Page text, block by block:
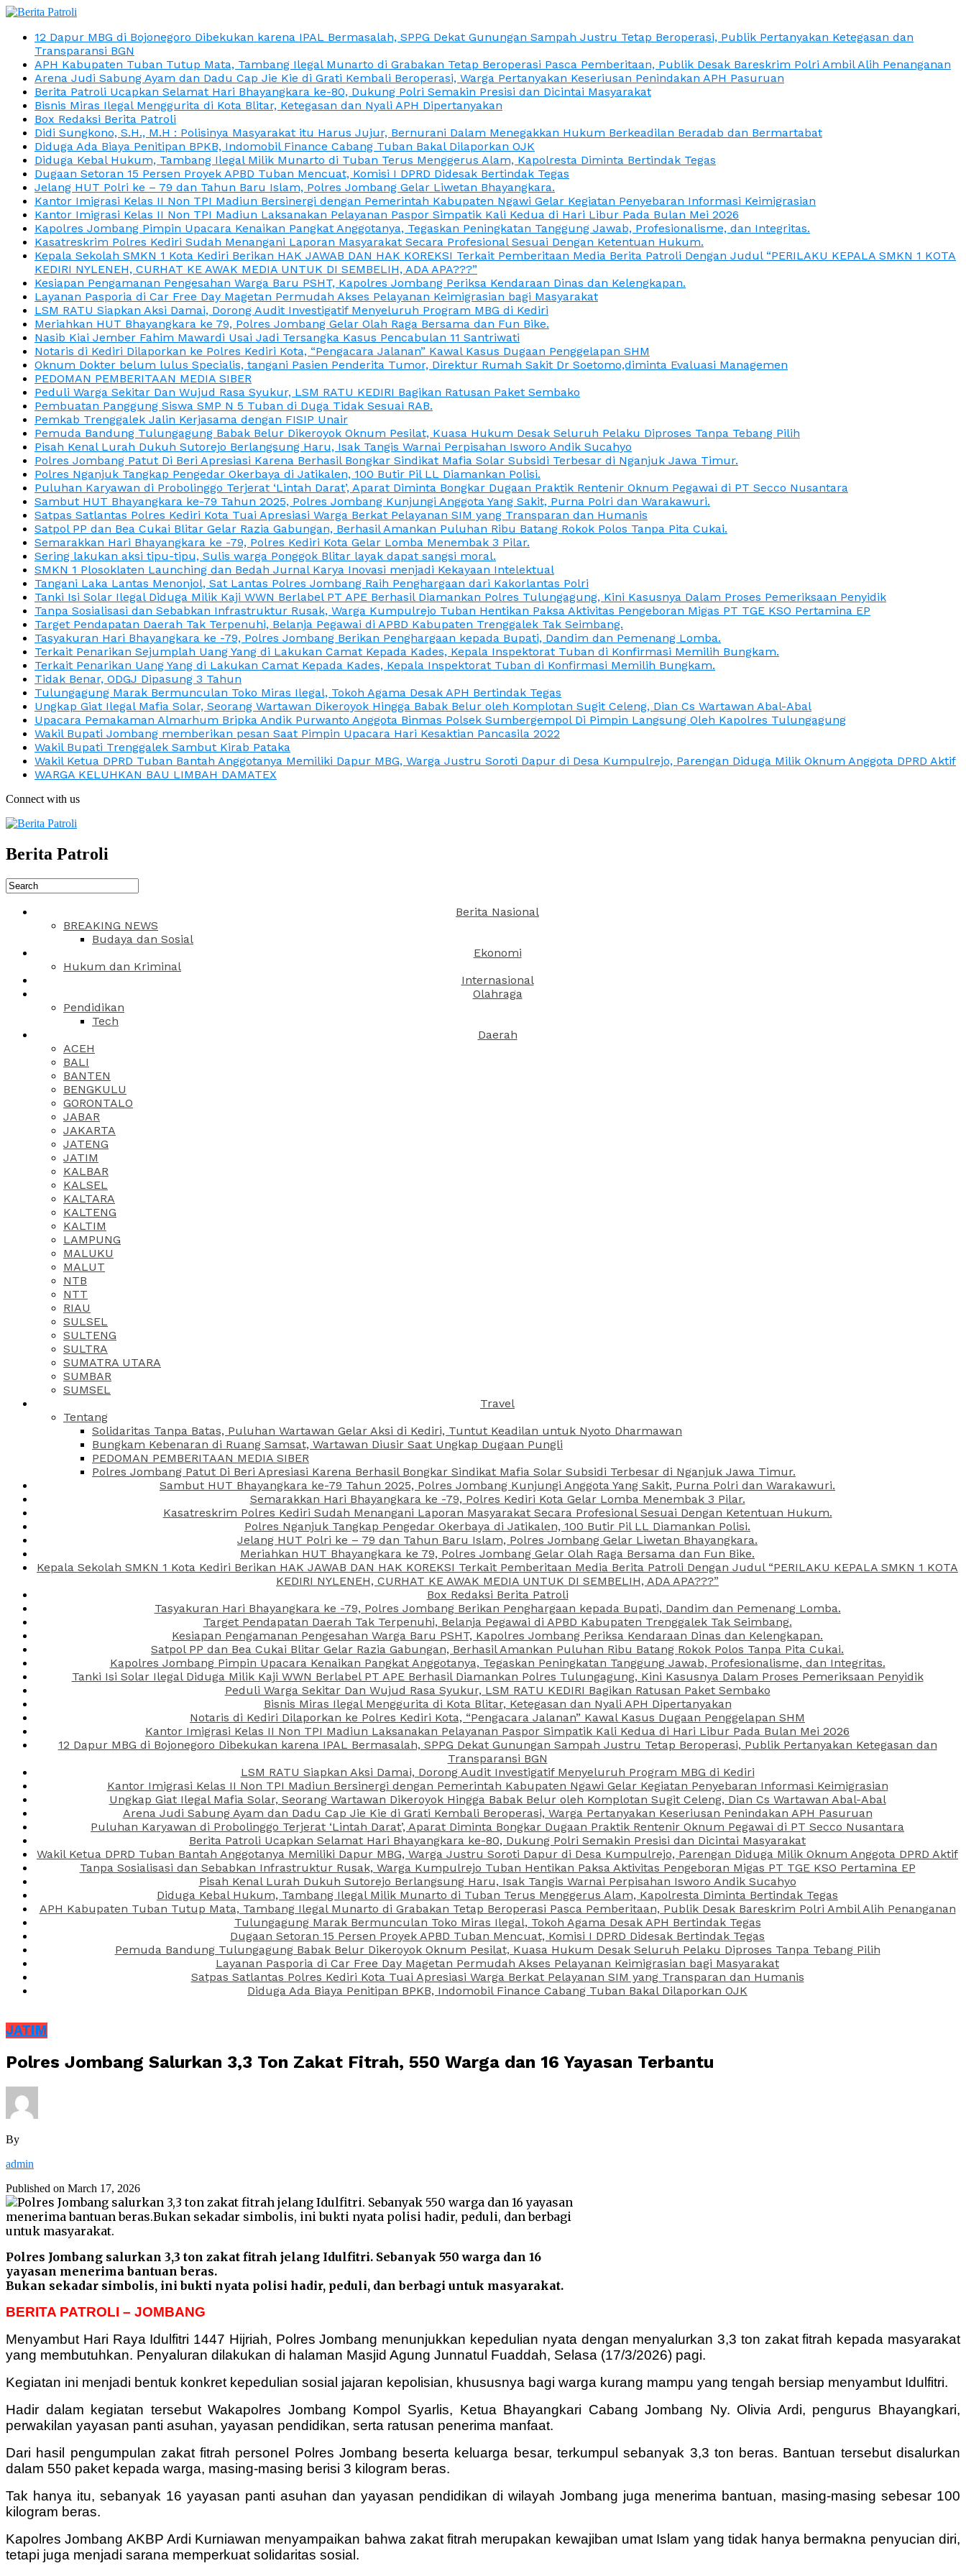
12 Dapur MBG di Bojonegoro Dibekukan karena IPAL Bermasalah, SPPG Dekat Gunungan Sampah Justru Tetap Beroperasi, Publik Pertanyakan Ketegasan dan
Transparansi BGN
APH Kabupaten Tuban Tutup Mata, Tambang Ilegal Munarto di Grabakan Tetap Beroperasi Pasca Pemberitaan, Publik Desak Bareskrim Polri Ambil Alih Penanganan
Arena Judi Sabung Ayam dan Dadu Cap Jie Kie di Grati Kembali Beroperasi, Warga Pertanyakan Keseriusan Penindakan APH Pasuruan
Berita Patroli Ucapkan Selamat Hari Bhayangkara ke-80, Dukung Polri Semakin Presisi dan Dicintai Masyarakat
Bisnis Miras Ilegal Menggurita di Kota Blitar, Ketegasan dan Nyali APH Dipertanyakan
Box Redaksi Berita Patroli
Didi Sungkono, S.H., M.H : Polisinya Masyarakat itu Harus Jujur, Bernurani Dalam Menegakkan Hukum Berkeadilan Beradab dan Bermartabat
Diduga Ada Biaya Penitipan BPKB, Indomobil Finance Cabang Tuban Bakal Dilaporkan OJK
Diduga Kebal Hukum, Tambang Ilegal Milik Munarto di Tuban Terus Menggerus Alam, Kapolresta Diminta Bertindak Tegas
Dugaan Setoran 15 Persen Proyek APBD Tuban Mencuat, Komisi I DPRD Didesak Bertindak Tegas
Jelang HUT Polri ke – 79 dan Tahun Baru Islam, Polres Jombang Gelar Liwetan Bhayangkara.
Kantor Imigrasi Kelas II Non TPI Madiun Bersinergi dengan Pemerintah Kabupaten Ngawi Gelar Kegiatan Penyebaran Informasi Keimigrasian
Kantor Imigrasi Kelas II Non TPI Madiun Laksanakan Pelayanan Paspor Simpatik Kali Kedua di Hari Libur Pada Bulan Mei 2026
Kapolres Jombang Pimpin Upacara Kenaikan Pangkat Anggotanya, Tegaskan Peningkatan Tanggung Jawab, Profesionalisme, dan Integritas.
Kasatreskrim Polres Kediri Sudah Menangani Laporan Masyarakat Secara Profesional Sesuai Dengan Ketentuan Hukum.
Kepala Sekolah SMKN 1 Kota Kediri Berikan HAK JAWAB DAN HAK KOREKSI Terkait Pemberitaan Media Berita Patroli Dengan Judul “PERILAKU KEPALA SMKN 1 KOTA
KEDIRI NYLENEH, CURHAT KE AWAK MEDIA UNTUK DI SEMBELIH, ADA APA???”
Kesiapan Pengamanan Pengesahan Warga Baru PSHT, Kapolres Jombang Periksa Kendaraan Dinas dan Kelengkapan.
Layanan Pasporia di Car Free Day Magetan Permudah Akses Pelayanan Keimigrasian bagi Masyarakat
LSM RATU Siapkan Aksi Damai, Dorong Audit Investigatif Menyeluruh Program MBG di Kediri
Meriahkan HUT Bhayangkara ke 79, Polres Jombang Gelar Olah Raga Bersama dan Fun Bike.
Nasib Kiai Jember Fahim Mawardi Usai Jadi Tersangka Kasus Pencabulan 11 Santriwati
Notaris di Kediri Dilaporkan ke Polres Kediri Kota, “Pengacara Jalanan” Kawal Kasus Dugaan Penggelapan SHM
Oknum Dokter belum lulus Specialis, tangani Pasien Penderita Tumor, Direktur Rumah Sakit Dr Soetomo,diminta Evaluasi Managemen
PEDOMAN PEMBERITAAN MEDIA SIBER
Peduli Warga Sekitar Dan Wujud Rasa Syukur, LSM RATU KEDIRI Bagikan Ratusan Paket Sembako
Pembuatan Panggung Siswa SMP N 5 Tuban di Duga Tidak Sesuai RAB.
Pemkab Trenggalek Jalin Kerjasama dengan FISIP Unair
Pemuda Bandung Tulungagung Babak Belur Dikeroyok Oknum Pesilat, Kuasa Hukum Desak Seluruh Pelaku Diproses Tanpa Tebang Pilih
Pisah Kenal Lurah Dukuh Sutorejo Berlangsung Haru, Isak Tangis Warnai Perpisahan Isworo Andik Sucahyo
Polres Jombang Patut Di Beri Apresiasi Karena Berhasil Bongkar Sindikat Mafia Solar Subsidi Terbesar di Nganjuk Jawa Timur.
Polres Nganjuk Tangkap Pengedar Okerbaya di Jatikalen, 100 Butir Pil LL Diamankan Polisi.
Puluhan Karyawan di Probolinggo Terjerat ‘Lintah Darat’, Aparat Diminta Bongkar Dugaan Praktik Rentenir Oknum Pegawai di PT Secco Nusantara
Sambut HUT Bhayangkara ke-79 Tahun 2025, Polres Jombang Kunjungi Anggota Yang Sakit, Purna Polri dan Warakawuri.
Satpas Satlantas Polres Kediri Kota Tuai Apresiasi Warga Berkat Pelayanan SIM yang Transparan dan Humanis
Satpol PP dan Bea Cukai Blitar Gelar Razia Gabungan, Berhasil Amankan Puluhan Ribu Batang Rokok Polos Tanpa Pita Cukai.
Semarakkan Hari Bhayangkara ke -79, Polres Kediri Kota Gelar Lomba Menembak 3 Pilar.
Sering lakukan aksi tipu-tipu, Sulis warga Ponggok Blitar layak dapat sangsi moral.
SMKN 1 Plosoklaten Launching dan Bedah Jurnal Karya Inovasi menjadi Kekayaan Intelektual
Tangani Laka Lantas Menonjol, Sat Lantas Polres Jombang Raih Penghargaan dari Kakorlantas Polri
Tanki Isi Solar Ilegal Diduga Milik Kaji WWN Berlabel PT APE Berhasil Diamankan Polres Tulungagung, Kini Kasusnya Dalam Proses Pemeriksaan Penyidik
Tanpa Sosialisasi dan Sebabkan Infrastruktur Rusak, Warga Kumpulrejo Tuban Hentikan Paksa Aktivitas Pengeboran Migas PT TGE KSO Pertamina EP
Target Pendapatan Daerah Tak Terpenuhi, Belanja Pegawai di APBD Kabupaten Trenggalek Tak Seimbang.
Tasyakuran Hari Bhayangkara ke -79, Polres Jombang Berikan Penghargaan kepada Bupati, Dandim dan Pemenang Lomba.
Terkait Penarikan Sejumplah Uang Yang di Lakukan Camat Kepada Kades, Kepala Inspektorat Tuban di Konfirmasi Memilih Bungkam.
Terkait Penarikan Uang Yang di Lakukan Camat Kepada Kades, Kepala Inspektorat Tuban di Konfirmasi Memilih Bungkam.
Tidak Benar, ODGJ Dipasung 3 Tahun
Tulungagung Marak Bermunculan Toko Miras Ilegal, Tokoh Agama Desak APH Bertindak Tegas
Ungkap Giat Ilegal Mafia Solar, Seorang Wartawan Dikeroyok Hingga Babak Belur oleh Komplotan Sugit Celeng, Dian Cs Wartawan Abal-Abal
Upacara Pemakaman Almarhum Bripka Andik Purwanto Anggota Binmas Polsek Sumbergempol Di Pimpin Langsung Oleh Kapolres Tulungagung
Wakil Bupati Jombang memberikan pesan Saat Pimpin Upacara Hari Kesaktian Pancasila 2022
Wakil Bupati Trenggalek Sambut Kirab Pataka
Wakil Ketua DPRD Tuban Bantah Anggotanya Memiliki Dapur MBG, Warga Justru Soroti Dapur di Desa Kumpulrejo, Parengan Diduga Milik Oknum Anggota DPRD Aktif
WARGA KELUHKAN BAU LIMBAH DAMATEX
Connect with us
Berita Patroli
Berita Nasional
BREAKING NEWS
Budaya dan Sosial
Ekonomi
Hukum dan Kriminal
Internasional
Olahraga
Pendidikan
Tech
Daerah
ACEH
BALI
BANTEN
BENGKULU
GORONTALO
JABAR
JAKARTA
JATENG
JATIM
KALBAR
KALSEL
KALTARA
KALTENG
KALTIM
LAMPUNG
MALUKU
MALUT
NTB
NTT
RIAU
SULSEL
SULTENG
SULTRA
SUMATRA UTARA
SUMBAR
SUMSEL
Travel
Tentang
Solidaritas Tanpa Batas, Puluhan Wartawan Gelar Aksi di Kediri, Tuntut Keadilan untuk Nyoto Dharmawan
Bungkam Kebenaran di Ruang Samsat, Wartawan Diusir Saat Ungkap Dugaan Pungli
PEDOMAN PEMBERITAAN MEDIA SIBER
Polres Jombang Patut Di Beri Apresiasi Karena Berhasil Bongkar Sindikat Mafia Solar Subsidi Terbesar di Nganjuk Jawa Timur.
Sambut HUT Bhayangkara ke-79 Tahun 2025, Polres Jombang Kunjungi Anggota Yang Sakit, Purna Polri dan Warakawuri.
Semarakkan Hari Bhayangkara ke -79, Polres Kediri Kota Gelar Lomba Menembak 3 Pilar.
Kasatreskrim Polres Kediri Sudah Menangani Laporan Masyarakat Secara Profesional Sesuai Dengan Ketentuan Hukum.
Polres Nganjuk Tangkap Pengedar Okerbaya di Jatikalen, 100 Butir Pil LL Diamankan Polisi.
Jelang HUT Polri ke – 79 dan Tahun Baru Islam, Polres Jombang Gelar Liwetan Bhayangkara.
Meriahkan HUT Bhayangkara ke 79, Polres Jombang Gelar Olah Raga Bersama dan Fun Bike.
Kepala Sekolah SMKN 1 Kota Kediri Berikan HAK JAWAB DAN HAK KOREKSI Terkait Pemberitaan Media Berita Patroli Dengan Judul “PERILAKU KEPALA SMKN 1 KOTA
KEDIRI NYLENEH, CURHAT KE AWAK MEDIA UNTUK DI SEMBELIH, ADA APA???”
Box Redaksi Berita Patroli
Tasyakuran Hari Bhayangkara ke -79, Polres Jombang Berikan Penghargaan kepada Bupati, Dandim dan Pemenang Lomba.
Target Pendapatan Daerah Tak Terpenuhi, Belanja Pegawai di APBD Kabupaten Trenggalek Tak Seimbang.
Kesiapan Pengamanan Pengesahan Warga Baru PSHT, Kapolres Jombang Periksa Kendaraan Dinas dan Kelengkapan.
Satpol PP dan Bea Cukai Blitar Gelar Razia Gabungan, Berhasil Amankan Puluhan Ribu Batang Rokok Polos Tanpa Pita Cukai.
Kapolres Jombang Pimpin Upacara Kenaikan Pangkat Anggotanya, Tegaskan Peningkatan Tanggung Jawab, Profesionalisme, dan Integritas.
Tanki Isi Solar Ilegal Diduga Milik Kaji WWN Berlabel PT APE Berhasil Diamankan Polres Tulungagung, Kini Kasusnya Dalam Proses Pemeriksaan Penyidik
Peduli Warga Sekitar Dan Wujud Rasa Syukur, LSM RATU KEDIRI Bagikan Ratusan Paket Sembako
Bisnis Miras Ilegal Menggurita di Kota Blitar, Ketegasan dan Nyali APH Dipertanyakan
Notaris di Kediri Dilaporkan ke Polres Kediri Kota, “Pengacara Jalanan” Kawal Kasus Dugaan Penggelapan SHM
Kantor Imigrasi Kelas II Non TPI Madiun Laksanakan Pelayanan Paspor Simpatik Kali Kedua di Hari Libur Pada Bulan Mei 2026
12 Dapur MBG di Bojonegoro Dibekukan karena IPAL Bermasalah, SPPG Dekat Gunungan Sampah Justru Tetap Beroperasi, Publik Pertanyakan Ketegasan dan
Transparansi BGN
LSM RATU Siapkan Aksi Damai, Dorong Audit Investigatif Menyeluruh Program MBG di Kediri
Kantor Imigrasi Kelas II Non TPI Madiun Bersinergi dengan Pemerintah Kabupaten Ngawi Gelar Kegiatan Penyebaran Informasi Keimigrasian
Ungkap Giat Ilegal Mafia Solar, Seorang Wartawan Dikeroyok Hingga Babak Belur oleh Komplotan Sugit Celeng, Dian Cs Wartawan Abal-Abal
Arena Judi Sabung Ayam dan Dadu Cap Jie Kie di Grati Kembali Beroperasi, Warga Pertanyakan Keseriusan Penindakan APH Pasuruan
Puluhan Karyawan di Probolinggo Terjerat ‘Lintah Darat’, Aparat Diminta Bongkar Dugaan Praktik Rentenir Oknum Pegawai di PT Secco Nusantara
Berita Patroli Ucapkan Selamat Hari Bhayangkara ke-80, Dukung Polri Semakin Presisi dan Dicintai Masyarakat
Wakil Ketua DPRD Tuban Bantah Anggotanya Memiliki Dapur MBG, Warga Justru Soroti Dapur di Desa Kumpulrejo, Parengan Diduga Milik Oknum Anggota DPRD Aktif
Tanpa Sosialisasi dan Sebabkan Infrastruktur Rusak, Warga Kumpulrejo Tuban Hentikan Paksa Aktivitas Pengeboran Migas PT TGE KSO Pertamina EP
Pisah Kenal Lurah Dukuh Sutorejo Berlangsung Haru, Isak Tangis Warnai Perpisahan Isworo Andik Sucahyo
Diduga Kebal Hukum, Tambang Ilegal Milik Munarto di Tuban Terus Menggerus Alam, Kapolresta Diminta Bertindak Tegas
APH Kabupaten Tuban Tutup Mata, Tambang Ilegal Munarto di Grabakan Tetap Beroperasi Pasca Pemberitaan, Publik Desak Bareskrim Polri Ambil Alih Penanganan
Tulungagung Marak Bermunculan Toko Miras Ilegal, Tokoh Agama Desak APH Bertindak Tegas
Dugaan Setoran 15 Persen Proyek APBD Tuban Mencuat, Komisi I DPRD Didesak Bertindak Tegas
Pemuda Bandung Tulungagung Babak Belur Dikeroyok Oknum Pesilat, Kuasa Hukum Desak Seluruh Pelaku Diproses Tanpa Tebang Pilih
Layanan Pasporia di Car Free Day Magetan Permudah Akses Pelayanan Keimigrasian bagi Masyarakat
Satpas Satlantas Polres Kediri Kota Tuai Apresiasi Warga Berkat Pelayanan SIM yang Transparan dan Humanis
Diduga Ada Biaya Penitipan BPKB, Indomobil Finance Cabang Tuban Bakal Dilaporkan OJK
JATIM
Polres Jombang Salurkan 3,3 Ton Zakat Fitrah, 550 Warga dan 16 Yayasan Terbantu
By
admin
Published on March 17, 2026
Polres Jombang salurkan 3,3 ton zakat fitrah jelang Idulfitri. Sebanyak 550 warga dan 16
yayasan menerima bantuan beras.
Bukan sekadar simbolis, ini bukti nyata polisi hadir, peduli, dan berbagi untuk masyarakat.
BERITA PATROLI – JOMBANG
Menyambut Hari Raya Idulfitri 1447 Hijriah, Polres Jombang menunjukkan kepedulian nyata dengan menyalurkan 3,3 ton zakat fitrah kepada masyarakat
yang membutuhkan. Penyaluran dilakukan di halaman Masjid Agung Junnatul Fuaddah, Selasa (17/3/2026) pagi.
Kegiatan ini menjadi bentuk konkret kepedulian sosial jajaran kepolisian, khususnya bagi warga kurang mampu yang tengah bersiap menyambut Idulfitri.
Hadir dalam kegiatan tersebut Wakapolres Jombang Kompol Syarlis, Ketua Bhayangkari Cabang Jombang Ny. Olivia Ardi, pengurus Bhayangkari,
perwakilan yayasan panti asuhan, yayasan pendidikan, serta ratusan penerima manfaat.
Dari hasil pengumpulan zakat fitrah personel Polres Jombang beserta keluarga besar, terkumpul sebanyak 3,3 ton beras. Bantuan tersebut disalurkan
dalam 550 paket kepada warga, masing-masing berisi 3 kilogram beras.
Tak hanya itu, sebanyak 16 yayasan panti asuhan dan yayasan pendidikan di wilayah Jombang juga menerima bantuan, masing-masing sebesar 100
kilogram beras.
Kapolres Jombang AKBP Ardi Kurniawan menyampaikan bahwa zakat fitrah merupakan kewajiban umat Islam yang tidak hanya bermakna penyucian diri,
tetapi juga menjadi sarana memperkuat solidaritas sosial.